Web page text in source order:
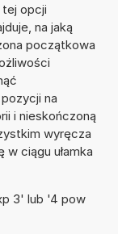
tej opcji
na jaką
początkowa
na
i nieskończoną
wyręcza
w ciągu ułamka
3' lub '4 pow